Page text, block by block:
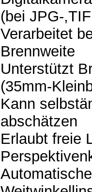
(bei JPG-
Verarbeitet
Brennweite
Unterstützt
(35mm-
Kann
abschätzen
Erlaubt freie